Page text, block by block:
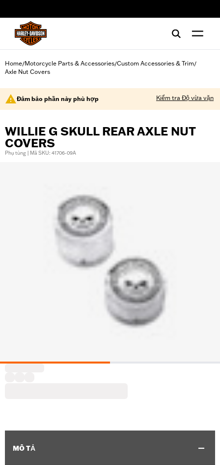
Home/Motorcycle Parts & Accessories/Custom Accessories & Trim/
Axle Nut Covers
Đảm bảo phần này phù hợp Kiểm tra Độ vừa vặn
WILLIE G SKULL REAR AXLE NUT
COVERS
Phụ tùng | Mã SKU: 41706-09A
MÔ TẢ